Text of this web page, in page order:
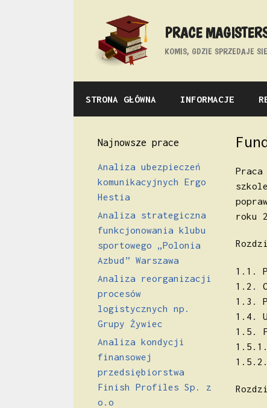
PRACE
KOMIS, GDZIE SPRZEDAJE
STRONA GŁÓWNA INFORMACJE
roku
1.1.
1.2.
1.3.
1.4.
1.5.
1.5.2.
Najnowsze prace
Analiza ubezpieczeń
komunikacyjnych Ergo
Hestia
Analiza strategiczna
funkcjonowania klubu
sportowego „Polonia
Azbud” Warszawa
Analiza reorganizacji
procesów
logistycznych np.
Grupy Żywiec
Analiza kondycji
finansowej
przedsiębiorstwa
Finish Profiles Sp. z
o.o